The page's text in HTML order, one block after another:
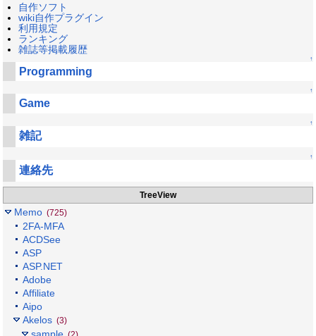
自作ソフト
wiki自作プラグイン
利用規定
ランキング
雑誌等掲載履歴
↑
Programming
↑
Game
↑
雑記
↑
連絡先
TreeView
Memo (725)
2FA-MFA
ACDSee
ASP
ASP.NET
Adobe
Affiliate
Aipo
Akelos (3)